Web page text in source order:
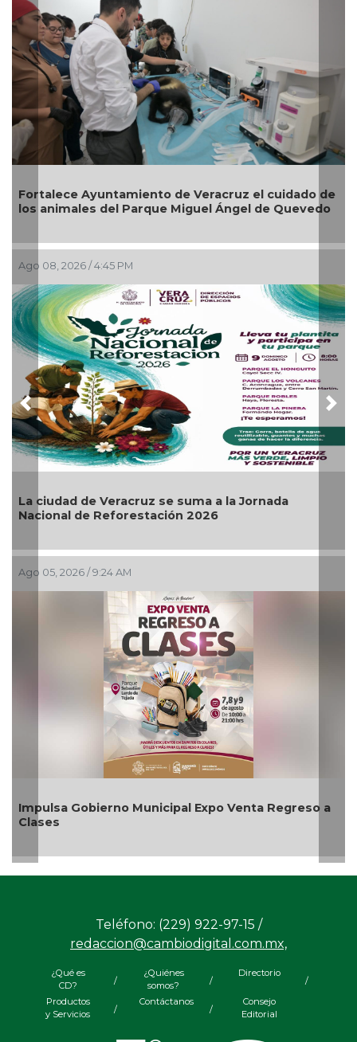
Ayuntamiento de Veracruz el cuidado de
del Parque Miguel Ángel de Quevedo
/ 4:45 PM
de Veracruz se suma a la Jornada
Reforestación 2026
/ 9:24 AM
Municipal Expo Venta Regreso a
Reabrirá
Zona Centro
Invita
Aplicará
Previous
Teléfono: (229) 922-97-15 /
redaccion@cambiodigital.com.mx,
¿Qué es
CD?
/
¿Quiénes
somos?
/
Directorio
/
Productos
y Servicios
/
Contáctanos
/
Consejo
Editorial